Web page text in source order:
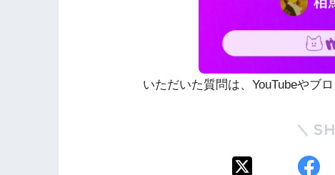
いただいた質問は、YouTubeやブ